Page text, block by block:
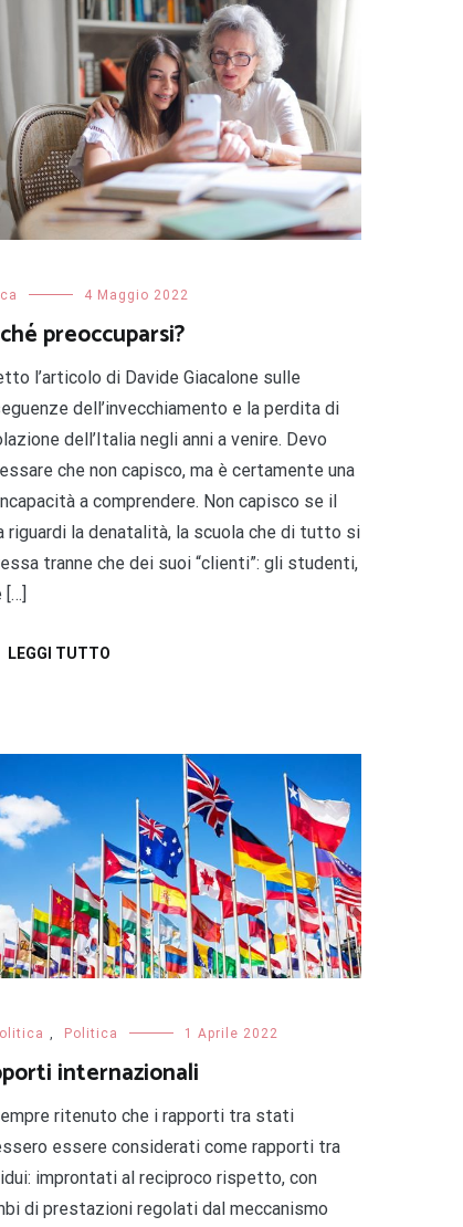
4 Maggio 2022
preoccuparsi?
l’articolo di Davide Giacalone sulle
dell’invecchiamento e la perdita di
dell’Italia negli anni a venire. Devo
che non capisco, ma è certamente una
a comprendere. Non capisco se il
riguardi la denatalità, la scuola che di tutto si
tranne che dei suoi “clienti”: gli studenti,
[…]
LEGGI TUTTO
Politica 1 Aprile 2022
internazionali
ritenuto che i rapporti tra stati
essere considerati come rapporti tra
improntati al reciproco rispetto, con
di prestazioni regolati dal meccanismo